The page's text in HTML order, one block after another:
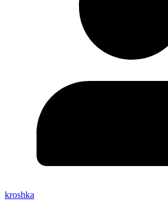
kroshka